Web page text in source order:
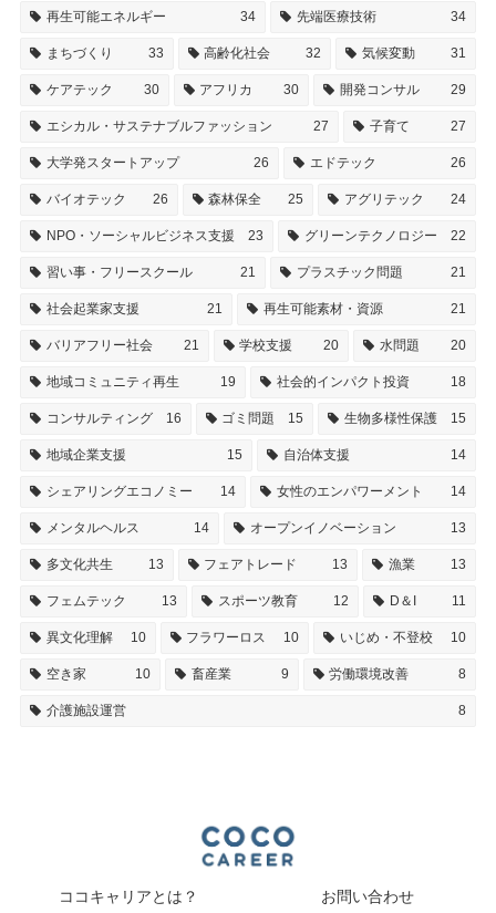
再生可能エネルギー 34 先端医療技術 34
まちづくり 33 高齢化社会 32 気候変動 31
ケアテック 30 アフリカ 30 開発コンサル 29
エシカル・サステナブルファッション 27 子育て 27
大学発スタートアップ 26 エドテック 26
バイオテック 26 森林保全 25 アグリテック 24
NPO・ソーシャルビジネス支援 23 グリーンテクノロジー 22
習い事・フリースクール 21 プラスチック問題 21
社会起業家支援 21 再生可能素材・資源 21
バリアフリー社会 21 学校支援 20 水問題 20
地域コミュニティ再生 19 社会的インパクト投資 18
コンサルティング 16 ゴミ問題 15 生物多様性保護 15
地域企業支援 15 自治体支援 14
シェアリングエコノミー 14 女性のエンパワーメント 14
メンタルヘルス 14 オープンイノベーション 13
多文化共生 13 フェアトレード 13 漁業 13
フェムテック 13 スポーツ教育 12 D＆I 11
異文化理解 10 フラワーロス 10 いじめ・不登校 10
空き家 10 畜産業 9 労働環境改善 8
介護施設運営 8
ココキャリアとは？ お問い合わせ